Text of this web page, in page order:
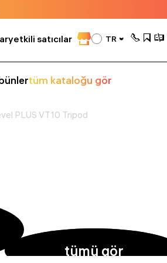
yetkili satıcılar TR
tüm kataloğu gör
PLUS VT10 Tripod
tümü gör